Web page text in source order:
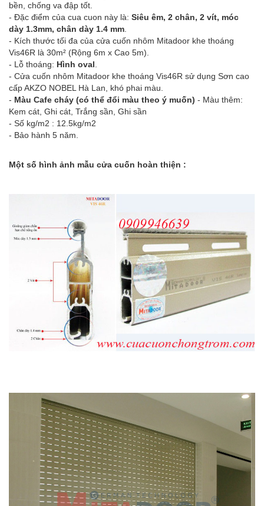
bền, chống va đập tốt.
- Đặc điểm của cua cuon này là: Siêu êm, 2 chân, 2 vít, móc
dày 1.3mm, chân dày 1.4 mm
- Kích thước tối đa của cửa cuốn nhôm Mitadoor khe thoáng
Vis46R là 30m² (Rộng 6m x Cao 5m).
- Lỗ thoáng: Hình oval
- Cửa cuốn nhôm Mitadoor khe thoáng Vis46R sử dụng Sơn cao
cấp AKZO NOBEL Hà Lan, khó phai màu.
- Màu Cafe cháy (có thể đổi màu theo ý muốn) - Màu thêm:
Kem cát, Ghi cát, Trắng sần, Ghi sần
- Số kg/m2 : 12.5kg/m2
- Bảo hành 5 năm.
Một số hình ảnh mẫu cửa cuốn hoàn thiện :